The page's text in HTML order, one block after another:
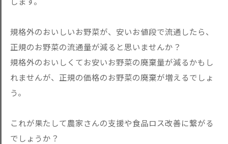
規格外のおいしいお野菜が、安いお値段で流通したら、
正規のお野菜の流通量が減ると思いませんか？
規格外のおいしくてお安いお野菜の廃棄量が減るかもし
れませんが、正規の価格のお野菜の廃棄が増えるでしょ
う。
これが果たして農家さんの支援や食品ロス改善に繋がる
でしょうか？